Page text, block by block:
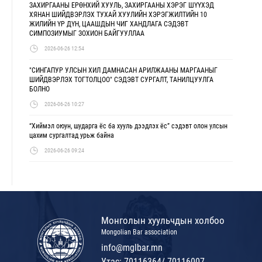
ЗАХИРГААНЫ ЕРӨНХИЙ ХУУЛЬ, ЗАХИРГААНЫ ХЭРЭГ ШҮҮХЭД
ХЯНАН ШИЙДВЭРЛЭХ ТУХАЙ ХУУЛИЙН ХЭРЭГЖИЛТИЙН 10
ЖИЛИЙН ҮР ДҮН, ЦААШДЫН ЧИГ ХАНДЛАГА СЭДЭВТ
СИМПОЗИУМЫГ ЗОХИОН БАЙГУУЛЛАА
2026-06-26 12:54
"СИНГАПУР УЛСЫН ХИЛ ДАМНАСАН АРИЛЖААНЫ МАРГААНЫГ
ШИЙДВЭРЛЭХ ТОГТОЛЦОО" СЭДЭВТ СУРГАЛТ, ТАНИЛЦУУЛГА
БОЛНО
2026-06-26 10:27
“Хиймэл оюун, шударга ёс ба хууль дээдлэх ёс” сэдэвт олон улсын
цахим сургалтад урьж байна
2026-06-26 09:24
Монголын хуульчдын холбоо
Mongolian Bar association
info@mglbar.mn